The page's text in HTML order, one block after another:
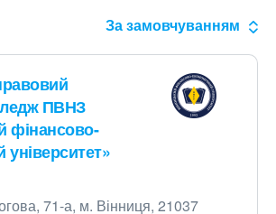
За замовчуванням
ПВНЗ
фінансово-
університет»
71-а, м. Вінниця, 21037